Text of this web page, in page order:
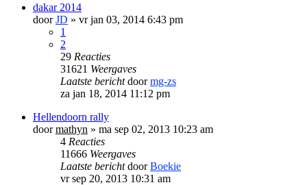
dakar 2014
doorJD » vr jan 03, 2014 6:43 pm
1
2
29 Reacties
31621 Weergaves
Laatste berichtdoormg-zs
za jan 18, 2014 11:12 pm
Hellendoorn rally
doormathyn » ma sep 02, 2013 10:23 am
4 Reacties
11666 Weergaves
Laatste berichtdoorBoekie
vr sep 20, 2013 10:31 am